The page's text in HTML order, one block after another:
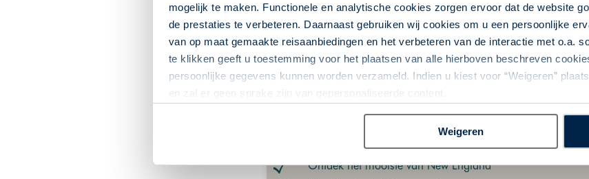
mogelijk te maken. Functionele en analytische cookies zorgen ervoor dat de website
de prestaties te verbeteren. Daarnaast gebruiken wij cookies om u een persoonlijke
van op maat gemaakte reisaanbiedingen en het verbeteren van de interactie met o.a.
te klikken geeft u toestemming voor het plaatsen van alle hierboven beschreven
persoonlijke gegevens kunnen worden verzameld. Indien u kiest voor “Weigeren”
en zal er geen sprake zijn van gepersonaliseerde content.
Weigeren
GLT32: De Indian Summer in New England
Verenigde Staten | Rondreis per auto | 15 dagen | Noordoost-
Fly-Drives Rondreizen per huurauto
Ontdek het mooiste van New England